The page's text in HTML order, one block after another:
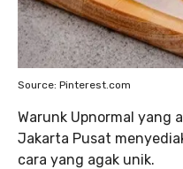
Source: Pinterest.com
Warunk Upnormal yang
Jakarta Pusat
cara yang agak unik.